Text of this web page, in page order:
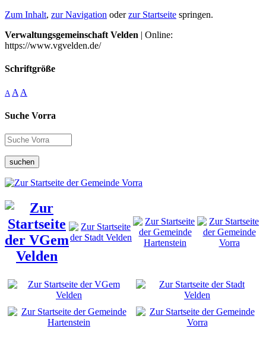
Zum Inhalt, zur Navigation oderzur Startseite springen.
Verwaltungsgemeinschaft Velden | Online:
https://www.vgvelden.de/
Schriftgröße
A A A
Suche Vorra
suchen